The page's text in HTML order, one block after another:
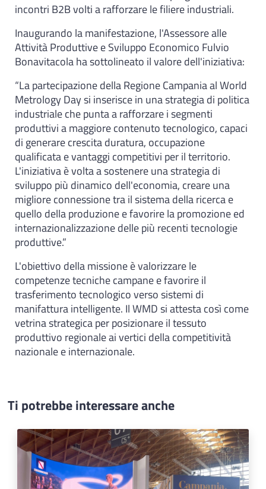
incontri B2B volti a rafforzare le filiere industriali.
Inaugurando la manifestazione, l'Assessore alle
Attività Produttive e Sviluppo Economico Fulvio
Bonavitacola ha sottolineato il valore dell'iniziativa:
“La partecipazione della Regione Campania al World
Metrology Day si inserisce in una strategia di politica
industriale che punta a rafforzare i segmenti
produttivi a maggiore contenuto tecnologico, capaci
di generare crescita duratura, occupazione
qualificata e vantaggi competitivi per il territorio.
L'iniziativa è volta a sostenere una strategia di
sviluppo più dinamico dell'economia, creare una
migliore connessione tra il sistema della ricerca e
quello della produzione e favorire la promozione ed
internazionalizzazione delle più recenti tecnologie
produttive.”
L'obiettivo della missione è valorizzare le
competenze tecniche campane e favorire il
trasferimento tecnologico verso sistemi di
manifattura intelligente. Il WMD si attesta così come
vetrina strategica per posizionare il tessuto
produttivo regionale ai vertici della competitività
nazionale e internazionale.
Ti potrebbe interessare anche